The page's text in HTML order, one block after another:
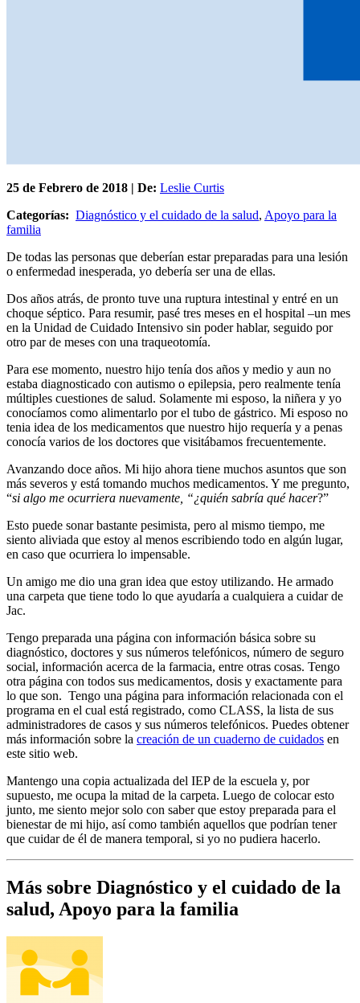
25 de Febrero de 2018 | De: Leslie Curtis
Categorías: Diagnóstico y el cuidado de la salud, Apoyo para la
familia
De todas las personas que deberían estar preparadas para una lesión
o enfermedad inesperada, yo debería ser una de ellas.
Dos años atrás, de pronto tuve una ruptura intestinal y entré en un
choque séptico. Para resumir, pasé tres meses en el hospital –un mes
en la Unidad de Cuidado Intensivo sin poder hablar, seguido por
otro par de meses con una traqueotomía.
Para ese momento, nuestro hijo tenía dos años y medio y aun no
estaba diagnosticado con autismo o epilepsia, pero realmente tenía
múltiples cuestiones de salud. Solamente mi esposo, la niñera y yo
conocíamos como alimentarlo por el tubo de gástrico. Mi esposo no
tenia idea de los medicamentos que nuestro hijo requería y a penas
conocía varios de los doctores que visitábamos frecuentemente.
Avanzando doce años. Mi hijo ahora tiene muchos asuntos que son
más severos y está tomando muchos medicamentos. Y me pregunto,
“si algo me ocurriera nuevamente, “¿quién sabría qué hacer?”
Esto puede sonar bastante pesimista, pero al mismo tiempo, me
siento aliviada que estoy al menos escribiendo todo en algún lugar,
en caso que ocurriera lo impensable.
Un amigo me dio una gran idea que estoy utilizando. He armado
una carpeta que tiene todo lo que ayudaría a cualquiera a cuidar de
Jac.
Tengo preparada una página con información básica sobre su
diagnóstico, doctores y sus números telefónicos, número de seguro
social, información acerca de la farmacia, entre otras cosas. Tengo
otra página con todos sus medicamentos, dosis y exactamente para
lo que son. Tengo una página para información relacionada con el
programa en el cual está registrado, como CLASS, la lista de sus
administradores de casos y sus números telefónicos. Puedes obtener
más información sobre la creación de un cuaderno de cuidados en
este sitio web.
Mantengo una copia actualizada del IEP de la escuela y, por
supuesto, me ocupa la mitad de la carpeta. Luego de colocar esto
junto, me siento mejor solo con saber que estoy preparada para el
bienestar de mi hijo, así como también aquellos que podrían tener
que cuidar de él de manera temporal, si yo no pudiera hacerlo.
Más sobre Diagnóstico y el cuidado de la
salud, Apoyo para la familia